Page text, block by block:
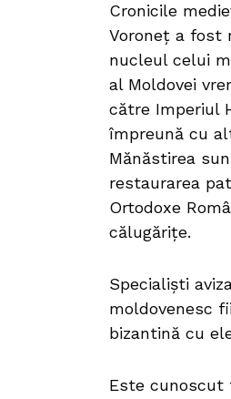
Cronicile
Voroneț a fost
nucleul celui
al Moldovei
către Imperiul
împreună cu
Mănăstirea
restaurarea
Ortodoxe
călugărițe.
Specialiști
moldovenesc
bizantină cu
Este cunoscut